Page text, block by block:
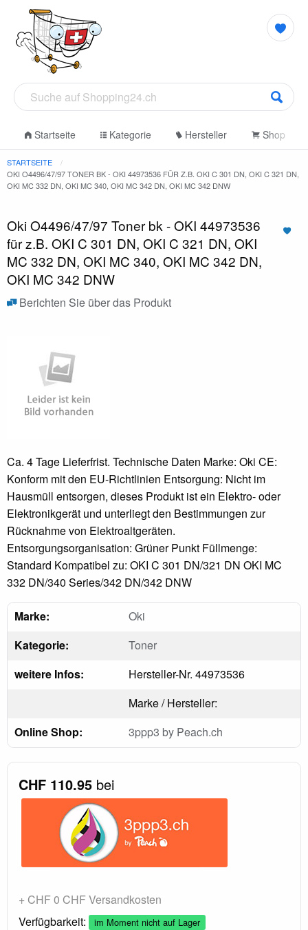
Startseite Kategorie Hersteller Shop
STARTSEITE
OKI O4496/47/97 TONER BK - OKI 44973536 FÜR Z.B. OKI C 301 DN, OKI C 321 DN,
OKI MC 332 DN, OKI MC 340, OKI MC 342 DN, OKI MC 342 DNW
Oki O4496/47/97 Toner bk - OKI 44973536
für z.B. OKI C 301 DN, OKI C 321 DN, OKI
MC 332 DN, OKI MC 340, OKI MC 342 DN,
OKI MC 342 DNW
Berichten Sie über das Produkt
Ca. 4 Tage Lieferfrist. Technische Daten Marke: Oki CE:
Konform mit den EU-Richtlinien Entsorgung: Nicht im
Hausmüll entsorgen, dieses Produkt ist ein Elektro- oder
Elektronikgerät und unterliegt den Bestimmungen zur
Rücknahme von Elektroaltgeräten.
Entsorgungsorganisation: Grüner Punkt Füllmenge:
Standard Kompatibel zu: OKI C 301 DN/321 DN OKI MC
332 DN/340 Series/342 DN/342 DNW
Marke:
Oki
Kategorie:
Toner
weitere Infos:
Hersteller-Nr. 44973536
Marke / Hersteller:
Online Shop:
3ppp3 by Peach.ch
CHF 110.95 bei
+ CHF 0 CHF Versandkosten
Verfügbarkeit:
im Moment nicht auf Lager